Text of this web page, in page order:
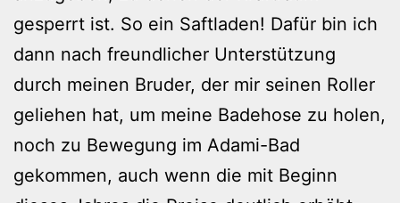
gesperrt ist. So ein Saftladen! Dafür bin ich
dann nach freundlicher Unterstützung
durch meinen Bruder, der mir seinen Roller
geliehen hat, um meine Badehose zu holen,
noch zu Bewegung im Adami-Bad
gekommen, auch wenn die mit Beginn